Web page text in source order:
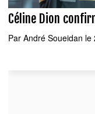
Céline Dion
Par André Soueidan le